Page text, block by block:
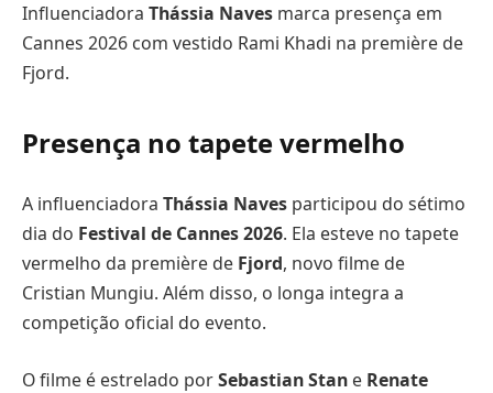
Influenciadora Thássia Naves marca presença em
Cannes 2026 com vestido Rami Khadi na première de
Fjord.
Presença no tapete vermelho
A influenciadora Thássia Naves participou do sétimo
dia do Festival de Cannes 2026. Ela esteve no tapete
vermelho da première de Fjord, novo filme de
Cristian Mungiu. Além disso, o longa integra a
competição oficial do evento.
O filme é estrelado porSebastian Stan e Renate